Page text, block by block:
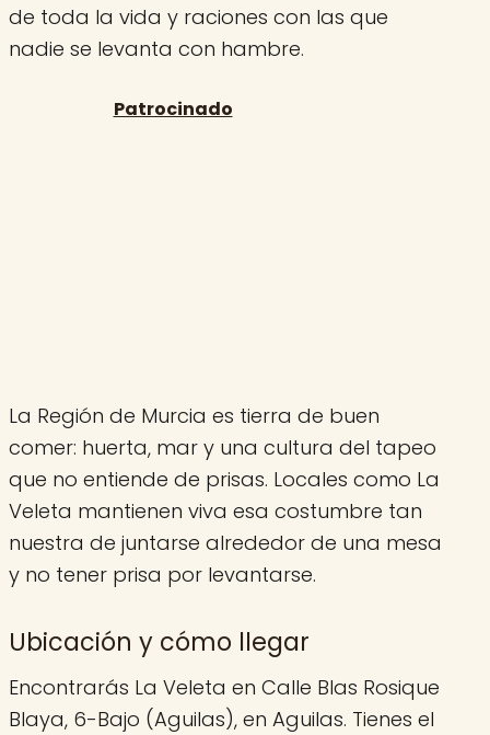
de toda la vida y raciones con las que
nadie se levanta con hambre.
La Región de Murcia es tierra de buen
comer: huerta, mar y una cultura del tapeo
que no entiende de prisas. Locales como La
Veleta mantienen viva esa costumbre tan
nuestra de juntarse alrededor de una mesa
y no tener prisa por levantarse.
Ubicación y cómo llegar
Encontrarás La Veleta en Calle Blas Rosique
Blaya, 6-Bajo (Aguilas), en Aguilas. Tienes el